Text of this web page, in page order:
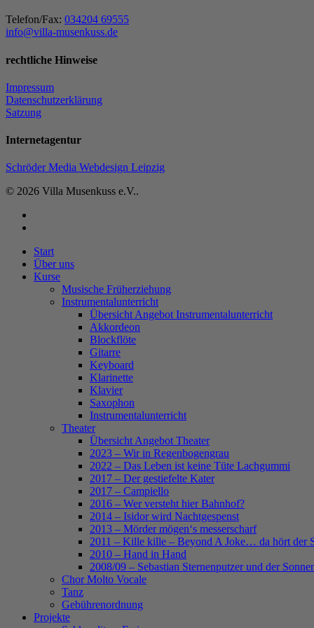
Telefon/Fax: 034204 69555
info@villa-musenkuss.de
rechtliche Hinweise
Impressum
Datenschutzerklärung
Satzung
Internetagentur
Schröder Media Webdesign Leipzig
© 2026 Villa Musenkuss e.V..
Close
Menu
Start
Über uns
Kurse
Musische Früherziehung
Instrumentalunterricht
Übersicht Angebot Instrumentalunterricht
Akkordeon
Blockflöte
Gitarre
Keyboard
Klarinette
Klavier
Saxophon
Instrumentalunterricht
Theater
Übersicht Angebot Theater
2023 – Wir in Regenbogengrau
2022 – Das Leben ist keine Tüte Lachgummi
2017 – Der gestiefelte Kater
2017 – Campiello
2016 – Wer versteht hier Bahnhof?
2014 – Isidor wird Nachtgespenst
2013 – Mörder mögen‘s messerscharf
2011 – Kille kille – Beyond A Joke… da hört der
2010 – Hand in Hand
2008/09 – Sebastian Sternenputzer und der
Chor Molto Vocale
Tanz
Gebührenordnung
Projekte